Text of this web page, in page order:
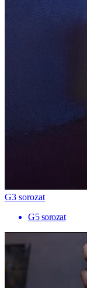
G3 sorozat
G5 sorozat